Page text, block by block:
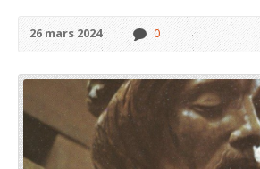
26 mars 2024 0